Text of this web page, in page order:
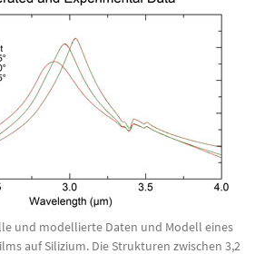
und modellierte Daten und Modell eines
auf Silizium. Die Strukturen zwischen 3,2